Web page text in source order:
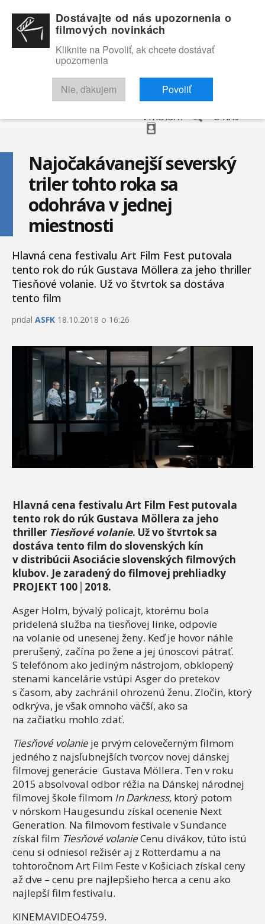
RECENZIE TRAILERY FILMOVÁ DATABÁZA
VYHĽADAŤ O NÁS
Najočakávanejší severský
triler tohto roka sa
odohráva v jednej
miestnosti
Hlavná cena festivalu Art Film Fest putovala
tento rok do rúk Gustava Möllera za jeho thriller
Tiesňové volanie. Už vo štvrtok sa dostáva
tento film
pridal ASFK 18.10.2018 o 16:26
Hlavná cena festivalu Art Film Fest putovala
tento rok do rúk Gustava Möllera za jeho
thriller Tiesňové volanie. Už vo štvrtok sa
dostáva tento film do slovenských kín
v distribúcii Asociácie slovenských filmových
klubov. Je zaradený do filmovej prehliadky
PROJEKT 100│2018.
Asger Holm, bývalý policajt, ktorému bola
pridelená služba na tiesňovej linke, odpovie
na volanie od unesenej ženy. Keď je hovor náhle
prerušený, začína po žene a jej únoscovi pátrať.
S telefónom ako jediným nástrojom, obklopený
stenami kancelárie vstúpi Asger do pretekov
s časom, aby zachránil ohrozenú ženu. Zločin, ktorý
odkrýva, je však omnoho väčší, ako sa
na začiatku mohlo zdať.
Tiesňové volanie je prvým celovečerným filmom
jedného z najsľubnejších tvorcov novej dánskej
filmovej generácie Gustava Möllera. Ten v roku
2015 absolvoval odbor réžia na Dánskej národnej
filmovej škole filmom In Darkness, ktorý potom
v nórskom Haugesundu získal ocenenie Next
Generation. Na filmovom festivale v Sundance
získal film Tiesňové volanieCenu divákov, túto istú
cenu si odniesol režisér aj z Rotterdamu a na
tohtoročnom Art Film Feste v Košiciach získal ceny
až dve – cenu pre najlepšieho herca a cenu ako
najlepší film festivalu.
KINEMAVIDEO4759.
Dostávajte od nás upozornenia o
filmových novinkách
Kliknite na Povoliť, ak chcete dostávať
upozornenia
Nie, ďakujem Povoliť